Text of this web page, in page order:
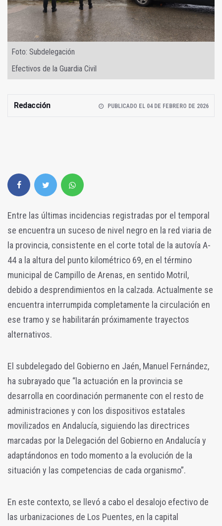
Foto: Subdelegación
Efectivos de la Guardia Civil
Redacción PUBLICADO EL 04 DE FEBRERO DE 2026
Entre las últimas incidencias registradas por el temporal
se encuentra un suceso de nivel negro en la red viaria de
la provincia, consistente en el corte total de la autovía A-
44 a la altura del punto kilométrico 69, en el término
municipal de Campillo de Arenas, en sentido Motril,
debido a desprendimientos en la calzada. Actualmente se
encuentra interrumpida completamente la circulación en
ese tramo y se habilitarán próximamente trayectos
alternativos.
El subdelegado del Gobierno en Jaén, Manuel Fernández,
ha subrayado que “la actuación en la provincia se
desarrolla en coordinación permanente con el resto de
administraciones y con los dispositivos estatales
movilizados en Andalucía, siguiendo las directrices
marcadas por la Delegación del Gobierno en Andalucía y
adaptándonos en todo momento a la evolución de la
situación y las competencias de cada organismo”.
En este contexto, se llevó a cabo el desalojo efectivo de
las urbanizaciones de Los Puentes, en la capital